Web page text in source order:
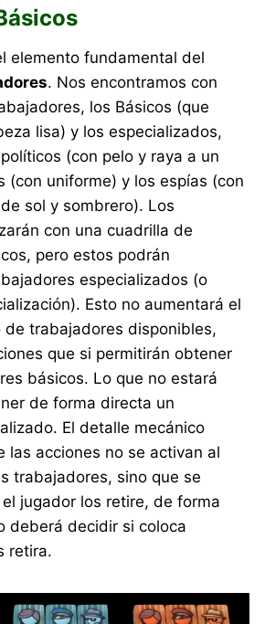
elemento fundamental del
. Nos encontramos con
los Básicos (que
lisa) y los especializados,
(con pelo y raya a un
(con uniforme) y los espías (con
sol y sombrero). Los
con una cuadrilla de
pero estos podrán
especializados (o
Esto no aumentará el
de trabajadores disponibles,
que si permitirán obtener
básicos. Lo que no estará
de forma directa un
El detalle mecánico
las acciones no se activan al
trabajadores, sino que se
jugador los retire, de forma
deberá decidir si coloca
retira.